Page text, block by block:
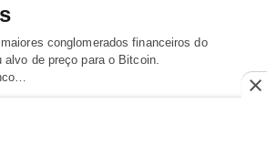
conglomerados financeiros do
alvo de preço para o Bitcoin.